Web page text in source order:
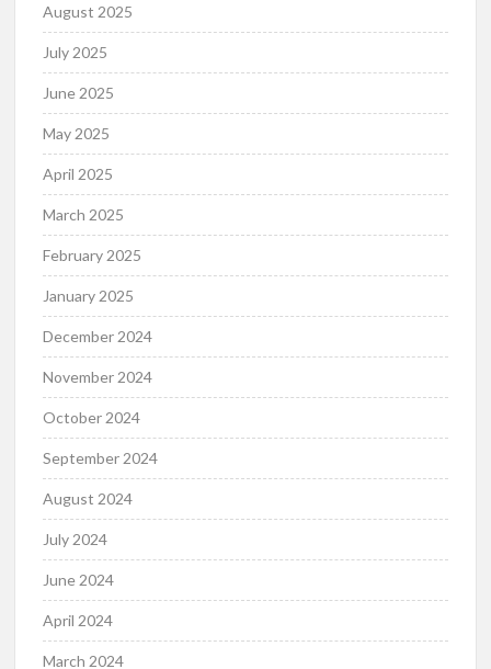
August 2025
July 2025
June 2025
May 2025
April 2025
March 2025
February 2025
January 2025
December 2024
November 2024
October 2024
September 2024
August 2024
July 2024
June 2024
April 2024
March 2024